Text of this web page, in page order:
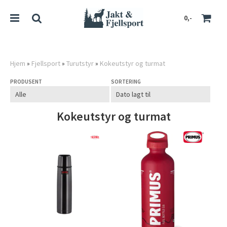
0,-
Hjem » Fjellsport» Turutstyr» Kokeutstyr og turmat
PRODUSENT SORTERING
Kokeutstyr og turmat